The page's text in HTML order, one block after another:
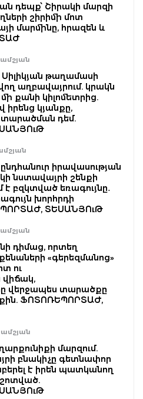
դեպք՝ Շիրակի մարզի
շիրիմի մոտ
մարմինը, հրազեն և
Սիլիկյան թաղամասի
աղբավայրում. կրակն
քանի կիլոմետրից.
իրենց կյանքը,
տարածման դեմ.
իրավասության
նստավայրի շենքի
բզկտված եռագույնը․
խորհրդի
ՏԵՍԱՆՅՈւԹ
դիմաց, որտեղ
«գերեզմանոց»
ու
վերջապես տարածքը
ՖՈՏՈՌԵՊՈՐՏԱԺ,
մարզում.
բնակիչը գետնափոր
է իրեն պատկանող